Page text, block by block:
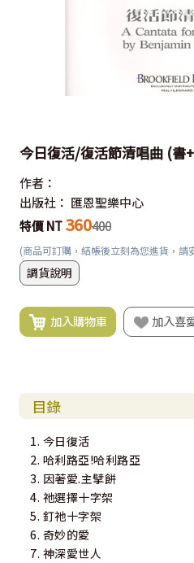
今日復活/復活節清唱曲 (書
作者：
出版社： 匯恩聖樂中心
特價 NT 360400
(商品可訂購，結帳後立刻為您進貨，請
調貨說明
加入購物車 加入喜
目錄
1. 今日復活
2. 哈利路亞!哈利路亞
3. 因著愛.主擘餅
4. 祂選擇十字架
5. 釘祂十字架
6. 奇妙的愛
7. 神深愛世人